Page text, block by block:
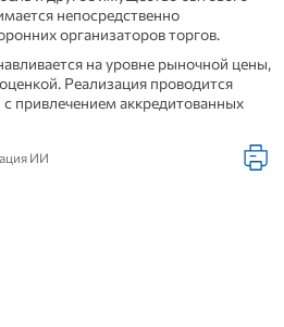
непосредственно
организаторов торгов.
на уровне рыночной цены,
Реализация проводится
привлечением аккредитованных
ИИ